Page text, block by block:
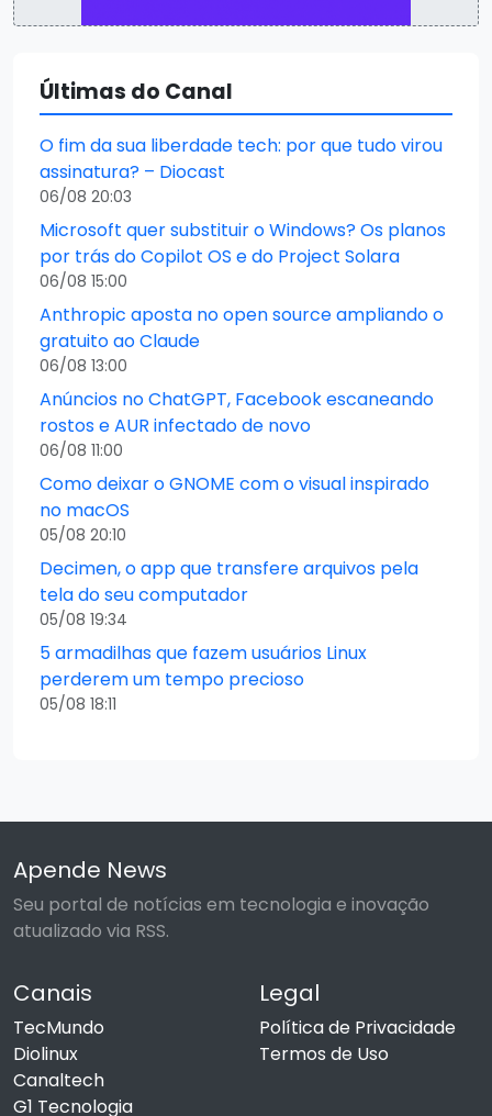
Últimas do Canal
O fim da sua liberdade tech: por que tudo virou
assinatura? – Diocast
06/08 20:03
Microsoft quer substituir o Windows? Os planos
por trás do Copilot OS e do Project Solara
06/08 15:00
Anthropic aposta no open source ampliando o
gratuito ao Claude
06/08 13:00
Anúncios no ChatGPT, Facebook escaneando
rostos e AUR infectado de novo
06/08 11:00
Como deixar o GNOME com o visual inspirado
no macOS
05/08 20:10
Decimen, o app que transfere arquivos pela
tela do seu computador
05/08 19:34
5 armadilhas que fazem usuários Linux
perderem um tempo precioso
05/08 18:11
Apende News
Seu portal de notícias em tecnologia e inovação
atualizado via RSS.
Canais
TecMundo
Diolinux
Canaltech
G1 Tecnologia
Legal
Política de Privacidade
Termos de Uso